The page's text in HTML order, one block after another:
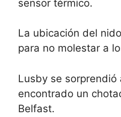
sensor térmico.
La ubicación del
para no molestar a
Lusby se
encontrado un
Belfast.